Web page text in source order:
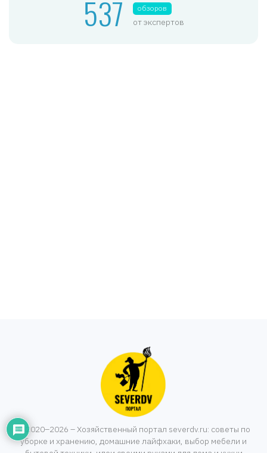
537 обзоров
от экспертов
© 2020–2026 – Хозяйственный портал severdv.ru: советы по
уборке и хранению, домашние лайфхаки, выбор мебели и